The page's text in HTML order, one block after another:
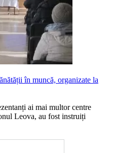
în muncă, organizate la
ai mai multor centre
Leova, au fost instruiți